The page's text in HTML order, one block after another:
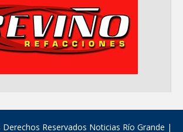
Reservados Noticias Río Grande |